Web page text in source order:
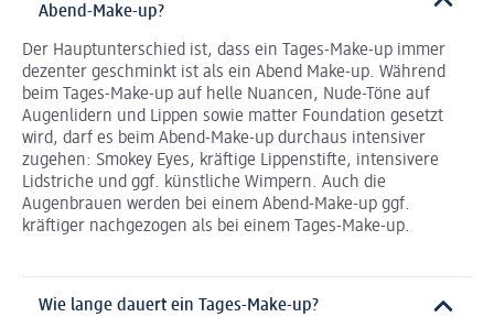
Abend-Make-up?
Der Hauptunterschied ist, dass ein Tages-Make-up immer
dezenter geschminkt ist als ein Abend Make-up. Während
beim Tages-Make-up auf helle Nuancen, Nude-Töne auf
Augenlidern und Lippen sowie matter Foundation gesetzt
wird, darf es beim Abend-Make-up durchaus intensiver
zugehen: Smokey Eyes, kräftige Lippenstifte, intensivere
Lidstriche und ggf. künstliche Wimpern. Auch die
Augenbrauen werden bei einem Abend-Make-up ggf.
kräftiger nachgezogen als bei einem Tages-Make-up.
Wie lange dauert ein Tages-Make-up?